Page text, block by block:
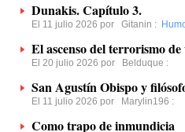
Dunakis. Capítulo 3.
El 11 julio 2026 por Gitanin :
El ascenso del terrorismo
El 20 julio 2026 por Belduque :
San Agustín Obispo y
El 11 julio 2026 por Marylin196 :
Como trapo de inmundicia